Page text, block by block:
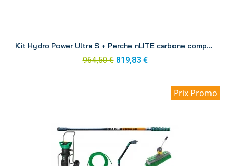
Kit Hydro Power Ultra S + Perche nLITE carbone composite 6.00 m DINK1
964,50 € 819,83 €
Prix Promo